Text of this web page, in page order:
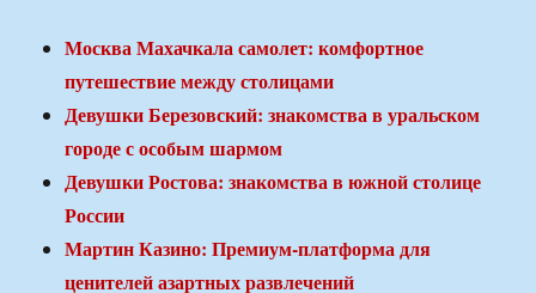
Москва Махачкала самолет: комфортное
путешествие между столицами
Девушки Березовский: знакомства в уральском
городе с особым шармом
Девушки Ростова: знакомства в южной столице
России
Мартин Казино: Премиум-платформа для
ценителей азартных развлечений